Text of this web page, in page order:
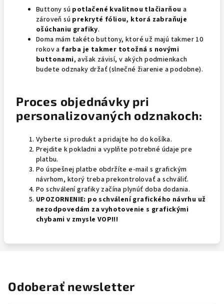
Buttony sú potlačené kvalitnou tlačiarňou a
zároveň sú prekryté fóliou, ktorá zabraňuje
ošúchaniu grafiky.
Doma mám takéto buttony, ktoré už majú takmer 10
rokov a farba je takmer totožná s novými
buttonami, avšak závisí, v akých podmienkach
budete odznaky držať (slnečné žiarenie a podobne).
Proces objednávky pri
personalizovaných odznakoch:
Vyberte si produkt a pridajte ho do košíka.
Prejdite k pokladni a vyplňte potrebné údaje pre
platbu.
Po úspešnej platbe obdržíte e-mail s grafickým
návrhom, ktorý treba prekontrolovať a schváliť.
Po schválení grafiky začína plynúť doba dodania.
UPOZORNENIE: po schválení grafického návrhu už
nezodpovedám za vyhotovenie s grafickými
chybami v zmysle VOP!!!
Odoberať newsletter